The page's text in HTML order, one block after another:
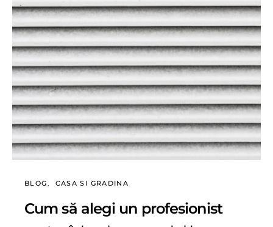
BLOG CASA SI GRADINA
Cum să alegi un profesionist